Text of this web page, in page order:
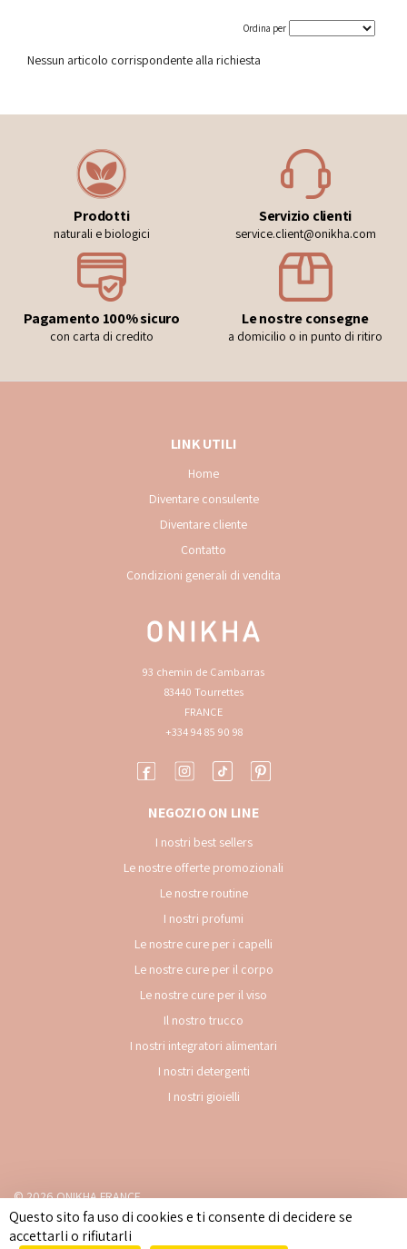
Ordina per
Nessun articolo corrispondente alla richiesta
Prodotti
naturali e biologici
Servizio clienti
service.client@onikha.com
Pagamento 100% sicuro
con carta di credito
Le nostre consegne
a domicilio o in punto di ritiro
LINK UTILI
Home
Diventare consulente
Diventare cliente
Contatto
Condizioni generali di vendita
93 chemin de Cambarras
83440 Tourrettes
FRANCE
+334 94 85 90 98
NEGOZIO ON LINE
I nostri best sellers
Le nostre offerte promozionali
Le nostre routine
I nostri profumi
Le nostre cure per i capelli
Le nostre cure per il corpo
Le nostre cure per il viso
Il nostro trucco
I nostri integratori alimentari
I nostri detergenti
I nostri gioielli
© 2026 ONIKHA FRANCE
Note legali
Politica sulla privacy
Questo sito fa uso di cookies e ti consente di decidere se
accettarli o rifiutarli